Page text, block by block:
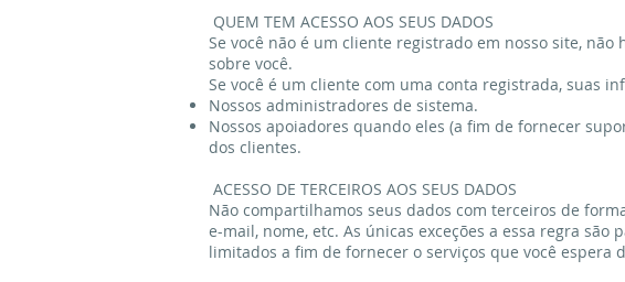
QUEM TEM ACESSO AOS SEUS DADOS
Se você não é um cliente registrado em nosso site,
sobre você.
Se você é um cliente com uma conta registrada, suas
Nossos administradores de sistema.
Nossos apoiadores quando eles (a fim de fornecer
dos clientes.
ACESSO DE TERCEIROS AOS SEUS DADOS
Não compartilhamos seus dados com terceiros de
e-mail, nome, etc. As únicas exceções a essa regra
limitados a fim de fornecer o serviços que você espera